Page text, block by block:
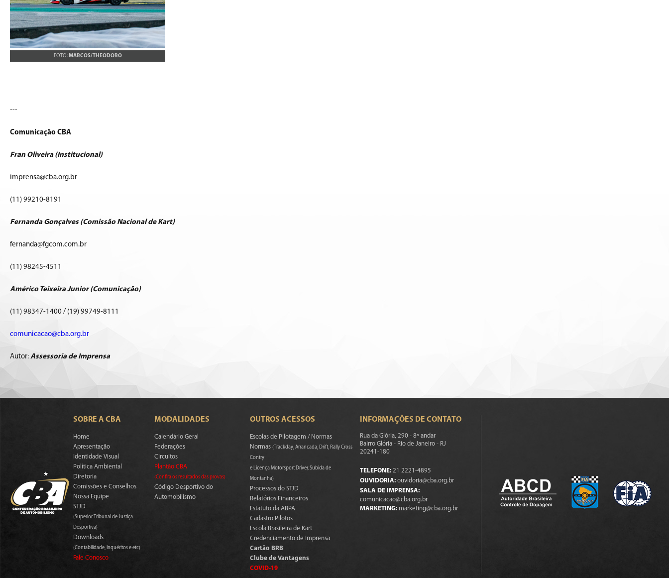
FOTO:MARCOS/THEODORO
---
Comunicação CBA
Fran Oliveira (Institucional)
imprensa@cba.org.br
(11) 99210-8191
Fernanda Gonçalves (Comissão Nacional de Kart)
fernanda@fgcom.com.br
(11) 98245-4511
Américo Teixeira Junior (Comunicação)
(11) 98347-1400 / (19) 99749-8111
comunicacao@cba.org.br
Autor: Assessoria de Imprensa
SOBRE A CBA
Home
Apresentação
Identidade Visual
Política Ambiental
Diretoria
Comissões e Conselhos
Nossa Equipe
STJD
(Superior Tribunal de Justiça
Desportiva)
Downloads
(Contabilidade, Inquéritos e etc)
Fale Conosco
MODALIDADES
Calendário Geral
Federações
Circuitos
Plantão CBA
(Confira os resultados das provas)
Código Desportivo do
Automobilismo
OUTROS ACESSOS
Escolas de Pilotagem / Normas
Normas(Trackday, Arrancada, Drift, Rally Cross
Contry
e Licença Motorsport Driver, Subida de
Montanha)
Processos do STJD
Relatórios Financeiros
Estatuto da ABPA
Cadastro Pilotos
Escola Brasileira de Kart
Credenciamento de Imprensa
Cartão BRB
Clube de Vantagens
COVID-19
INFORMAÇÕES DE CONTATO
Rua da Glória, 290 - 8º andar
Bairro Glória - Rio de Janeiro - RJ
20241-180
TELEFONE: 21 2221-4895
OUVIDORIA: ouvidoria@cba.org.br
SALA DE IMPRENSA:
comunicacao@cba.org.br
MARKETING: marketing@cba.org.br